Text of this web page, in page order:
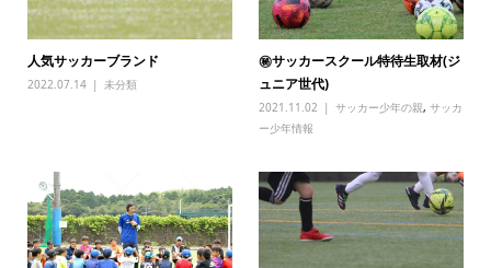
人気サッカーブランド
2022.07.14 未分類
㊙サッカースクール特待生取材(ジ
ュニア世代)
2021.11.02 サッカー少年の親,サッカ
ー少年情報